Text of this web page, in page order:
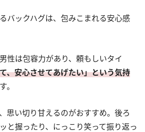
バックハグは、包みこまれる安心感
性は包容力があり、頼もしいタイ
、安心させてあげたい」という気持
。
思い切り甘えるのがおすすめ。後ろ
と握ったり、にっこり笑って振り返っ